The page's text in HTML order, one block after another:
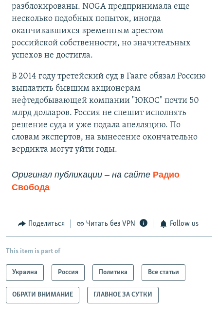
разблокированы. NOGA предпринимала еще
несколько подобных попыток, иногда
оканчивавшихся временным арестом
российской собственности, но значительных
успехов не достигла.
В 2014 году третейский суд в Гааге обязал Россию
выплатить бывшим акционерам
нефтедобывающей компании "ЮКОС" почти 50
млрд долларов. Россия не спешит исполнять
решение суда и уже подала апелляцию. По
словам экспертов, на вынесение окончательно
вердикта могут уйти годы. ​
Оригинал публикации – на сайте Радио
Свобода
Поделиться Читать без VPN Follow us
This item is part of
Украина Россия Политика Все статьи
ОБРАТИ ВНИМАНИЕ ГЛАВНОЕ ЗА СУТКИ